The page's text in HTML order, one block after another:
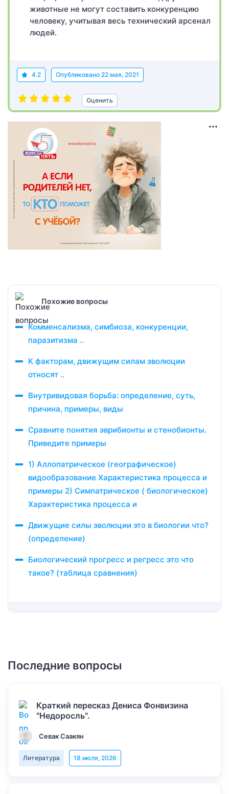
животные не могут составить конкуренцию
человеку, учитывая весь технический арсенал
людей.
4.2 Опубликовано 22 мая, 2021
Оценить
Похожие вопросы
Комменсализма, симбиоза, конкуренции,
паразитизма ..
К факторам, движущим силам эволюции
относят ..
Внутривидовая борьба: определение, суть,
причина, примеры, виды
Сравните понятия эврибионты и стенобионты.
Приведите примеры
1) Аллопатрическое (географическое)
видообразование Характеристика процесса и
примеры 2) Симпатрическое ( биологическое)
Характеристика процесса и
Движущие силы эволюции это в биологии что?
(определение)
Биологический прогресс и регресс это что
такое? (таблица сравнения)
Последние вопросы
Краткий пересказ Дениса Фонвизина
"Недоросль".
Севак Саакян
Литература 18 июля, 2026